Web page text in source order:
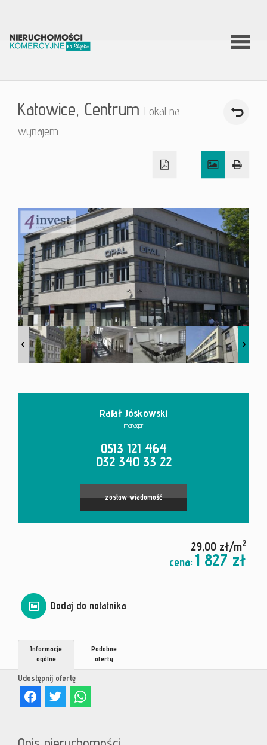
O firmie
robimy?
Kontakt
Katowice, Centrum Lokal na
wynajem
Rafał Jóskowski
manager
0513 121 464
032 340 33 22
zostaw wiadomość
29,00 zł/m2
cena: 1 827 zł
Dodaj do notatnika
Udostępnij ofertę
Informacje
ogólne
Podobne
oferty